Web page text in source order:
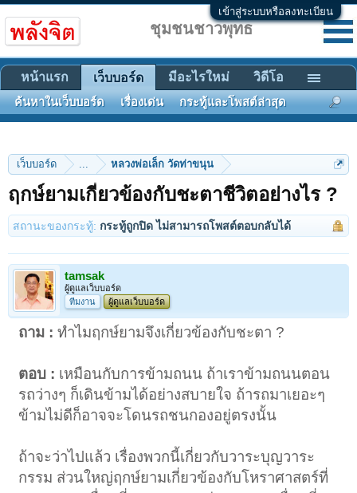
เข้าสู่ระบบหรือลงทะเบียน
เว็บบอร์ด ... หลวงพ่อเล็ก วัดท่าขนุน
ฤกษ์ยามเกี่ยวข้องกับชะตาชีวิตอย่างไร ?
สถานะของกระทู้: กระทู้ถูกปิด ไม่สามารถโพสต์ตอบกลับได้
tamsak
ผู้ดูแลเว็บบอร์ด
ทีมงาน
ผู้ดูแลเว็บบอร์ด
ถาม : ทำไมฤกษ์ยามจึงเกี่ยวข้องกับชะตา ?
ตอบ : เหมือนกับการข้ามถนน ถ้าเราข้ามถนนตอน
รถว่างๆ ก็เดินข้ามได้อย่างสบายใจ ถ้ารถมาเยอะๆ
ข้ามไม่ดีก็อาจจะโดนรถชนกองอยู่ตรงนั้น
ถ้าจะว่าไปแล้ว เรื่องพวกนี้เกี่ยวกับวาระบุญวาระ
กรรม ส่วนใหญ่ฤกษ์ยามเกี่ยวข้องกับโหราศาสตร์ที่
ชุมชนชาวพุทธ
หน้าแรก เว็บบอร์ด
ค้นหาในเว็บบอร์ด เรื่องเด่น กระทู้และโพสต์ล่าสุด
มีอะไรใหม่ วิดีโอ